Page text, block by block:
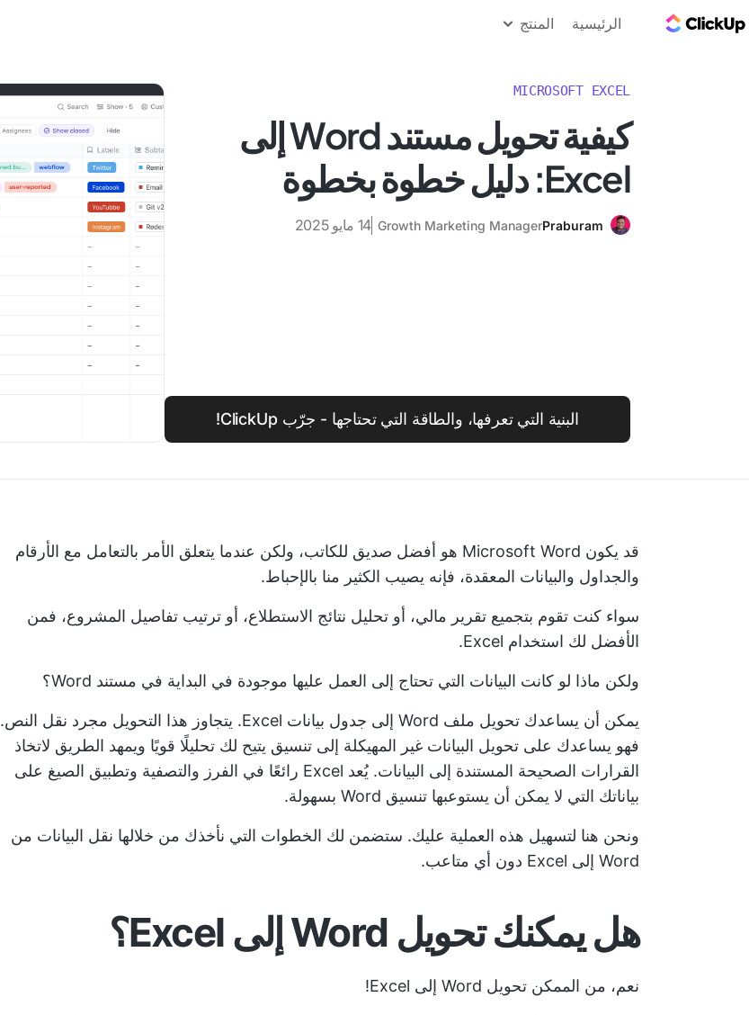
الرئيسية المنتج
MICROSOFT EXCEL
كيفية تحويل مستند Word إلى
Excel: دليل خطوة بخطوة
Praburam
Growth Marketing Manager 14 مايو 2025
البنية التي تعرفها، والطاقة التي تحتاجها - جرّب ClickUp!
قد يكون Microsoft Word هو أفضل صديق للكاتب، ولكن عندما يتعلق الأمر بالتعامل مع الأرقام
والجداول والبيانات المعقدة، فإنه يصيب الكثير منا بالإحباط.
سواء كنت تقوم بتجميع تقرير مالي، أو تحليل نتائج الاستطلاع، أو ترتيب تفاصيل المشروع، فمن
الأفضل لك استخدام Excel.
ولكن ماذا لو كانت البيانات التي تحتاج إلى العمل عليها موجودة في البداية في مستند Word؟
يمكن أن يساعدك تحويل ملف Word إلى جدول بيانات Excel. يتجاوز هذا التحويل مجرد نقل النص.
فهو يساعدك على تحويل البيانات غير المهيكلة إلى تنسيق يتيح لك تحليلًا قويًا ويمهد الطريق لاتخاذ
القرارات الصحيحة المستندة إلى البيانات. يُعد Excel رائعًا في الفرز والتصفية وتطبيق الصيغ على
بياناتك التي لا يمكن أن يستوعبها تنسيق Word بسهولة.
ونحن هنا لتسهيل هذه العملية عليك. ستضمن لك الخطوات التي نأخذك من خلالها نقل البيانات من
Word إلى Excel دون أي متاعب.
هل يمكنك تحويل Word إلى Excel؟
نعم، من الممكن تحويل Word إلى Excel!